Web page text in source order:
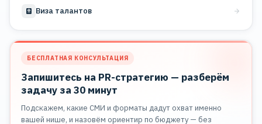
Виза талантов
БЕСПЛАТНАЯ КОНСУЛЬТАЦИЯ
Запишитесь на PR-стратегию — разберём
задачу за 30 минут
Подскажем, какие СМИ и форматы дадут охват именно
вашей нише, и назовём ориентир по бюджету — без